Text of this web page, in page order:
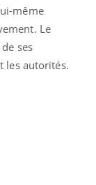
même
Le
ses
les autorités.